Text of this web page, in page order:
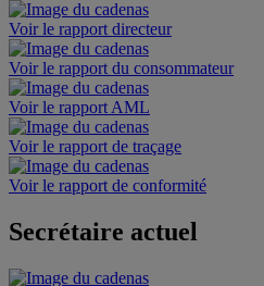
Voir le rapport directeur
Voir le rapport du consommateur
Voir le rapport AML
Voir le rapport de traçage
Voir le rapport de conformité
Secrétaire actuel